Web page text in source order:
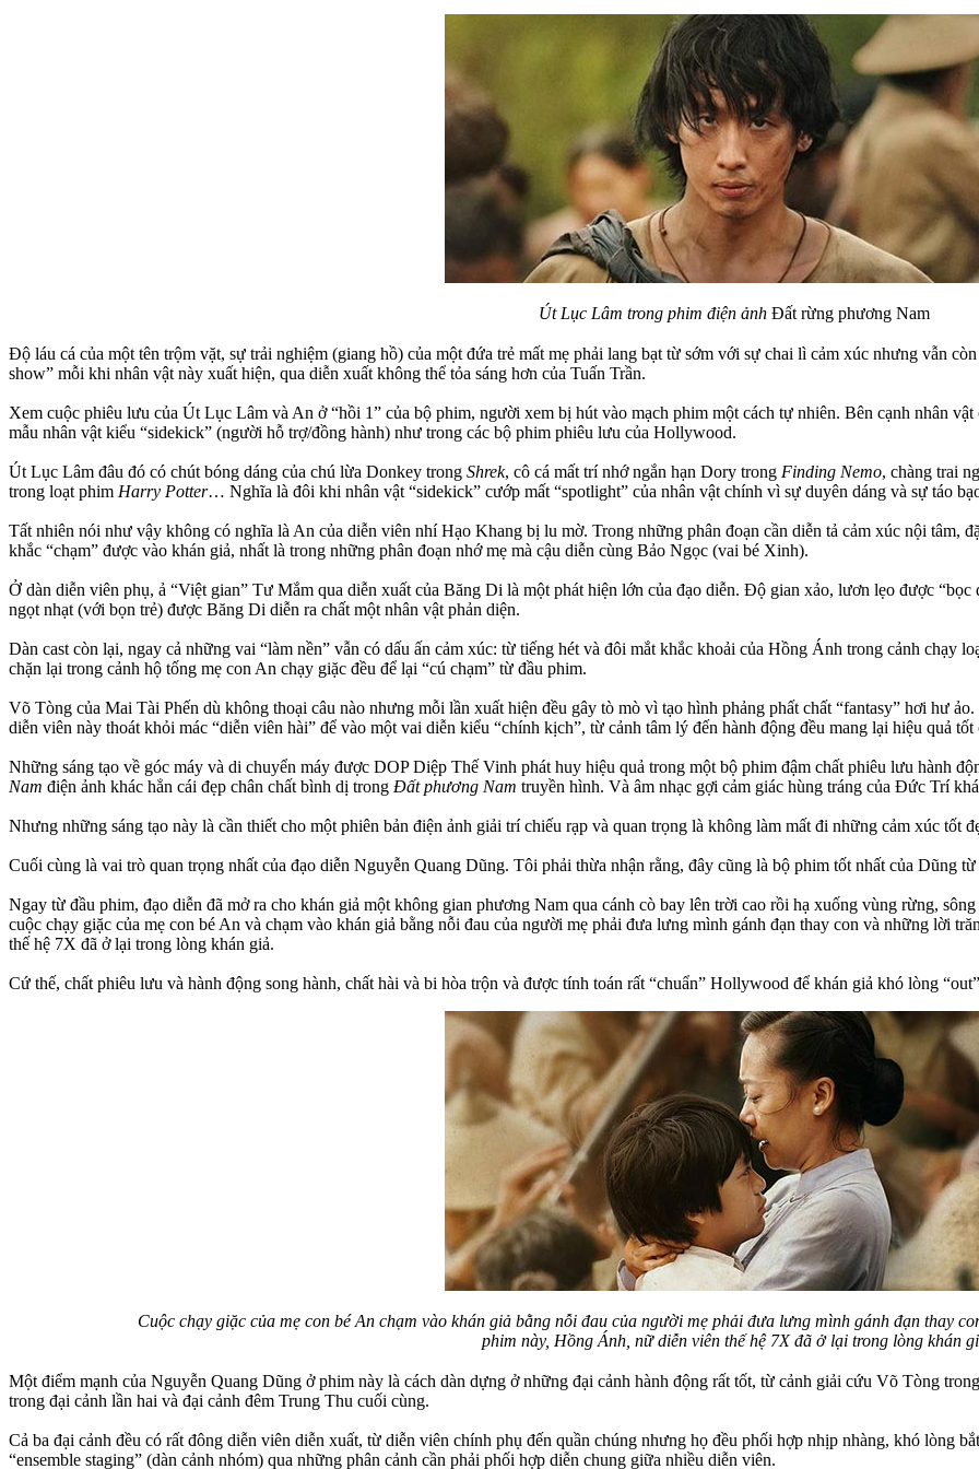
Út Lục Lâm trong phim điện ảnh Đất rừng phương Nam
Độ láu cá của một tên trộm vặt, sự trải nghiệm (giang hồ) của một đứa trẻ mất mẹ phải lang bạt từ sớm với sự chai lì cảm xúc nhưng vẫn
show” mỗi khi nhân vật này xuất hiện, qua diễn xuất không thể tỏa sáng hơn của Tuấn Trần.
Xem cuộc phiêu lưu của Út Lục Lâm và An ở “hồi 1” của bộ phim, người xem bị hút vào mạch phim một cách tự nhiên. Bên cạnh nhân
mẫu nhân vật kiểu “sidekick” (người hỗ trợ/đồng hành) như trong các bộ phim phiêu lưu của Hollywood.
Út Lục Lâm đâu đó có chút bóng dáng của chú lừa Donkey trong Shrek, cô cá mất trí nhớ ngắn hạn Dory trong Finding Nemo, chàng trai
trong loạt phim Harry Potter… Nghĩa là đôi khi nhân vật “sidekick” cướp mất “spotlight” của nhân vật chính vì sự duyên dáng và sự táo
Tất nhiên nói như vậy không có nghĩa là An của diễn viên nhí Hạo Khang bị lu mờ. Trong những phân đoạn cần diễn tả cảm xúc nội tâm,
khắc “chạm” được vào khán giả, nhất là trong những phân đoạn nhớ mẹ mà cậu diễn cùng Bảo Ngọc (vai bé Xinh).
Ở dàn diễn viên phụ, ả “Việt gian” Tư Mắm qua diễn xuất của Băng Di là một phát hiện lớn của đạo diễn. Độ gian xảo, lươn lẹo được
ngọt nhạt (với bọn trẻ) được Băng Di diễn ra chất một nhân vật phản diện.
Dàn cast còn lại, ngay cả những vai “làm nền” vẫn có dấu ấn cảm xúc: từ tiếng hét và đôi mắt khắc khoải của Hồng Ánh trong cảnh chạy
chặn lại trong cảnh hộ tống mẹ con An chạy giặc đều để lại “cú chạm” từ đầu phim.
Võ Tòng của Mai Tài Phến dù không thoại câu nào nhưng mỗi lần xuất hiện đều gây tò mò vì tạo hình phảng phất chất “fantasy” hơi hư
diễn viên này thoát khỏi mác “diễn viên hài” để vào một vai diễn kiểu “chính kịch”, từ cảnh tâm lý đến hành động đều mang lại hiệu quả
Những sáng tạo về góc máy và di chuyển máy được DOP Diệp Thế Vinh phát huy hiệu quả trong một bộ phim đậm chất phiêu lưu hành
Nam điện ảnh khác hẳn cái đẹp chân chất bình dị trong Đất phương Nam truyền hình. Và âm nhạc gợi cảm giác hùng tráng của Đức Trí
Nhưng những sáng tạo này là cần thiết cho một phiên bản điện ảnh giải trí chiếu rạp và quan trọng là không làm mất đi những cảm xúc tốt
Cuối cùng là vai trò quan trọng nhất của đạo diễn Nguyễn Quang Dũng. Tôi phải thừa nhận rằng, đây cũng là bộ phim tốt nhất của Dũng
Ngay từ đầu phim, đạo diễn đã mở ra cho khán giả một không gian phương Nam qua cánh cò bay lên trời cao rồi hạ xuống vùng rừng,
cuộc chạy giặc của mẹ con bé An và chạm vào khán giả bằng nỗi đau của người mẹ phải đưa lưng mình gánh đạn thay con và những lời
thế hệ 7X đã ở lại trong lòng khán giả.
Cứ thế, chất phiêu lưu và hành động song hành, chất hài và bi hòa trộn và được tính toán rất “chuẩn” Hollywood để khán giả khó lòng
Cuộc chạy giặc của mẹ con bé An chạm vào khán giả bằng nỗi đau của người mẹ phải đưa lưng mình gánh đạn thay
phim này, Hồng Ánh, nữ diễn viên thế hệ 7X đã ở lại trong lòng khán
Một điểm mạnh của Nguyễn Quang Dũng ở phim này là cách dàn dựng ở những đại cảnh hành động rất tốt, từ cảnh giải cứu Võ Tòng
trong đại cảnh lần hai và đại cảnh đêm Trung Thu cuối cùng.
Cả ba đại cảnh đều có rất đông diễn viên diễn xuất, từ diễn viên chính phụ đến quần chúng nhưng họ đều phối hợp nhịp nhàng, khó lòng
“ensemble staging” (dàn cảnh nhóm) qua những phân cảnh cần phải phối hợp diễn chung giữa nhiều diễn viên.